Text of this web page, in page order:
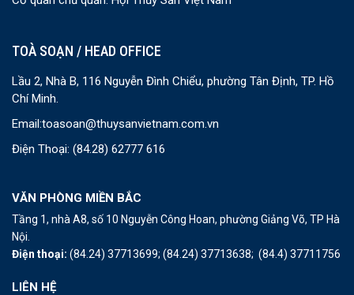
TOÀ SOẠN / HEAD OFFICE
Lầu 2, Nhà B, 116 Nguyễn Đình Chiểu, phường Tân Định, TP. Hồ
Chí Minh.
Email:toasoan@thuysanvietnam.com.vn
Điện Thoại: (84.28) 62777 616
VĂN PHÒNG MIỀN BẮC
Tầng 1, nhà A8, số 10 Nguyễn Công Hoan, phường Giảng Võ, TP Hà
Nội.
Điện thoại: (84.24) 37713699; (84.24) 37713638; (84.4) 37711756
LIÊN HỆ